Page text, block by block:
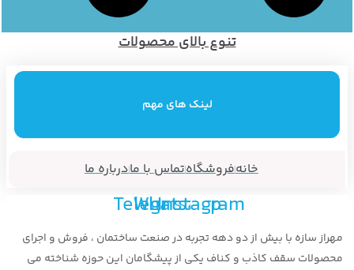
تنوع بالای محصولات
لینک های مهم
خانهفروشگاهتماس با مادرباره ما
Instagram
Whatsapp
Telegram
مهراز سازه با بیش از دو دهه تجربه در صنعت ساختمان ، فروش و اجرای
محصولات سقف کاذب و کناف یکی از پیشگامان این حوزه شناخته می